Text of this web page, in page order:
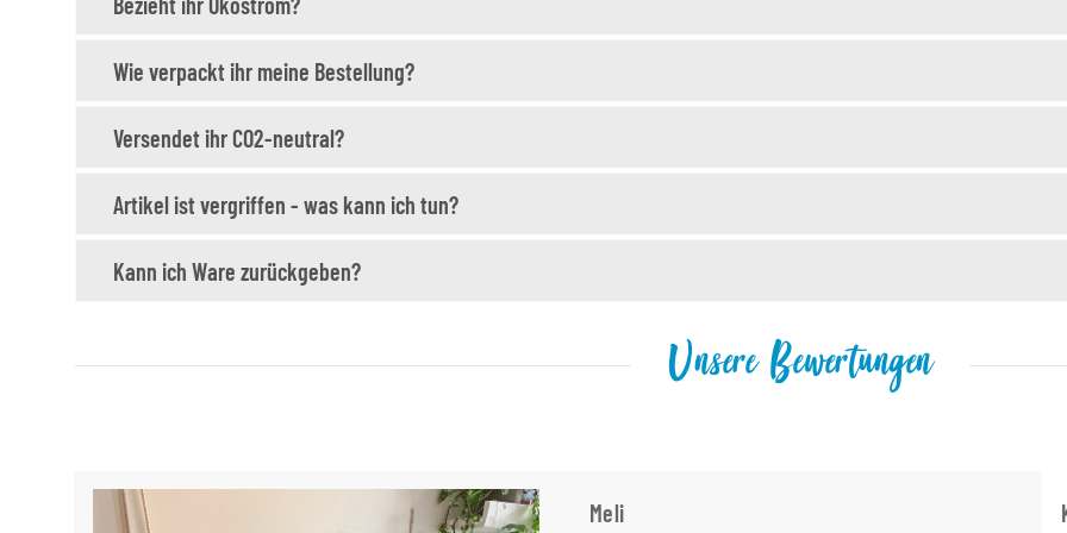
Wie verpackt ihr meine Bestellung?
Versendet ihr CO2-neutral?
Artikel ist vergriffen - was kann ich tun?
Kann ich Ware zurückgeben?
Unsere Bewertungen
Meli